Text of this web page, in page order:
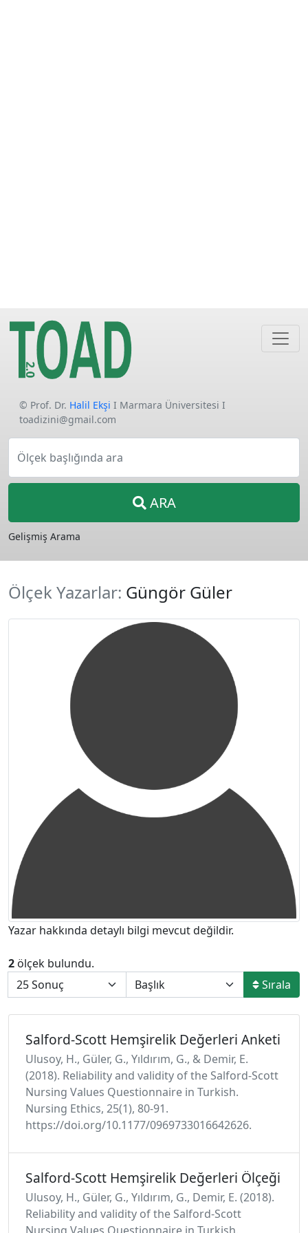
© Prof. Dr. Halil Ekşi I Marmara Üniversitesi I
toadizini@gmail.com
Ölçek başlığında ara
ARA
Gelişmiş Arama
Ölçek Yazarlar: Güngör Güler
Yazar hakkında detaylı bilgi mevcut değildir.
2 ölçek bulundu.
Sırala
Salford-Scott Hemşirelik Değerleri Anketi
Ulusoy, H., Güler, G., Yıldırım, G., & Demir, E.
(2018). Reliability and validity of the Salford-Scott
Nursing Values Questionnaire in Turkish.
Nursing Ethics, 25(1), 80-91.
https://doi.org/10.1177/0969733016642626.
Salford-Scott Hemşirelik Değerleri Ölçeği
Ulusoy, H., Güler, G., Yıldırım, G., Demir, E. (2018).
Reliability and validity of the Salford-Scott